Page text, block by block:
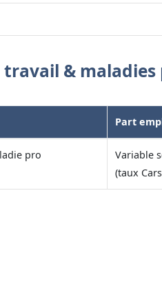
& maladies
Part
pro
Variable
(taux